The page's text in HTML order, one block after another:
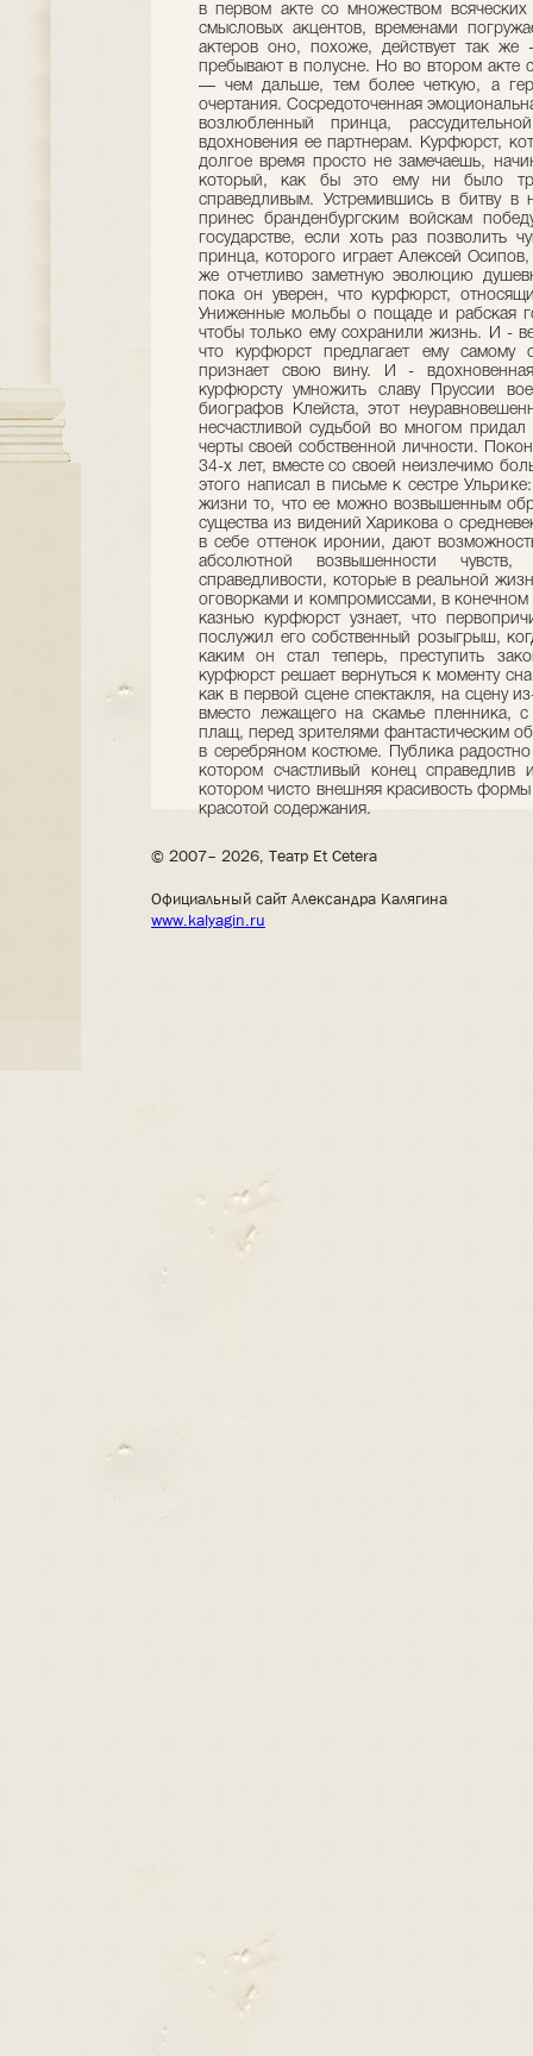
в первом акте со множеством
смысловых акцентов, временами
актеров оно, похоже, действует так
пребывают в полусне. Но во втором акте
— чем дальше, тем более четкую, а
очертания. Сосредоточенная
возлюбленный принца,
вдохновения ее партнерам. Курфюрст,
долгое время просто не замечаешь,
который, как бы это ему ни было
справедливым. Устремившись в битву в
принес бранденбургским войскам
государстве, если хоть раз позволить
принца, которого играет Алексей
же отчетливо заметную эволюцию
пока он уверен, что курфюрст,
Униженные мольбы о пощаде и рабская
чтобы только ему сохранили жизнь. И -
что курфюрст предлагает ему самому
признает свою вину. И -
курфюрсту умножить славу Пруссии
биографов Клейста, этот
несчастливой судьбой во многом придал
черты своей собственной личности.
34-х лет, вместе со своей неизлечимо
этого написал в письме к сестре
жизни то, что ее можно возвышенным
существа из видений Харикова о
в себе оттенок иронии, дают
абсолютной возвышенности
справедливости, которые в реальной
оговорками и компромиссами, в
казнью курфюрст узнает, что
послужил его собственный розыгрыш,
каким он стал теперь, преступить
курфюрст решает вернуться к моменту
как в первой сцене спектакля, на сцену
вместо лежащего на скамье пленника,
плащ, перед зрителями фантастическим
в серебряном костюме. Публика
котором счастливый конец
котором чисто внешняя красивость
красотой содержания.
© 2007– 2026, Театр Et Cetera
Официальный сайт Александра Калягина
www.kalyagin.ru